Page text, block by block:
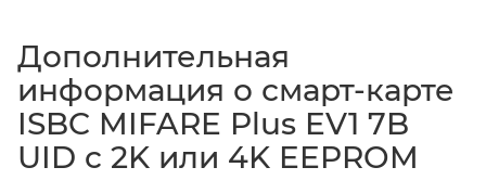
Дополнительная
информация о смарт-карте
ISBC MIFARE Plus EV1 7B
UID c 2K или 4K EEPROM